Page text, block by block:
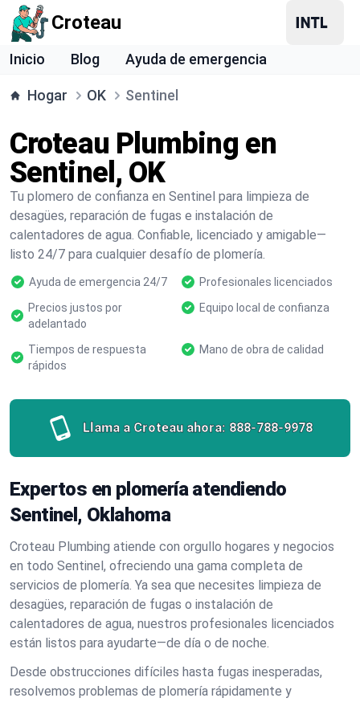
Croteau
Inicio Blog Ayuda de emergencia
Hogar OK Sentinel
Croteau Plumbing en
Sentinel, OK
Tu plomero de confianza en Sentinel para limpieza de
desagües, reparación de fugas e instalación de
calentadores de agua. Confiable, licenciado y amigable—
listo 24/7 para cualquier desafío de plomería.
Ayuda de emergencia 24/7
Profesionales licenciados
Precios justos por
adelantado
Equipo local de confianza
Tiempos de respuesta
rápidos
Mano de obra de calidad
Llama a Croteau ahora: 888-788-9978
Expertos en plomería atendiendo
Sentinel, Oklahoma
Croteau Plumbing atiende con orgullo hogares y negocios
en todo Sentinel, ofreciendo una gama completa de
servicios de plomería. Ya sea que necesites limpieza de
desagües, reparación de fugas o instalación de
calentadores de agua, nuestros profesionales licenciados
están listos para ayudarte—de día o de noche.
Desde obstrucciones difíciles hasta fugas inesperadas,
resolvemos problemas de plomería rápidamente y